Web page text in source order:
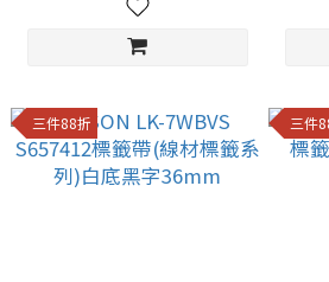
三件88折 三件